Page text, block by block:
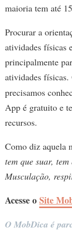
maioria tem até
Procurar a
atividades físicas
principalmente
atividades físicas.
precisamos
App é gratuito e
recursos.
Como diz aquela
tem que suar,
Musculação,
Acesse oSite
O MobDica é